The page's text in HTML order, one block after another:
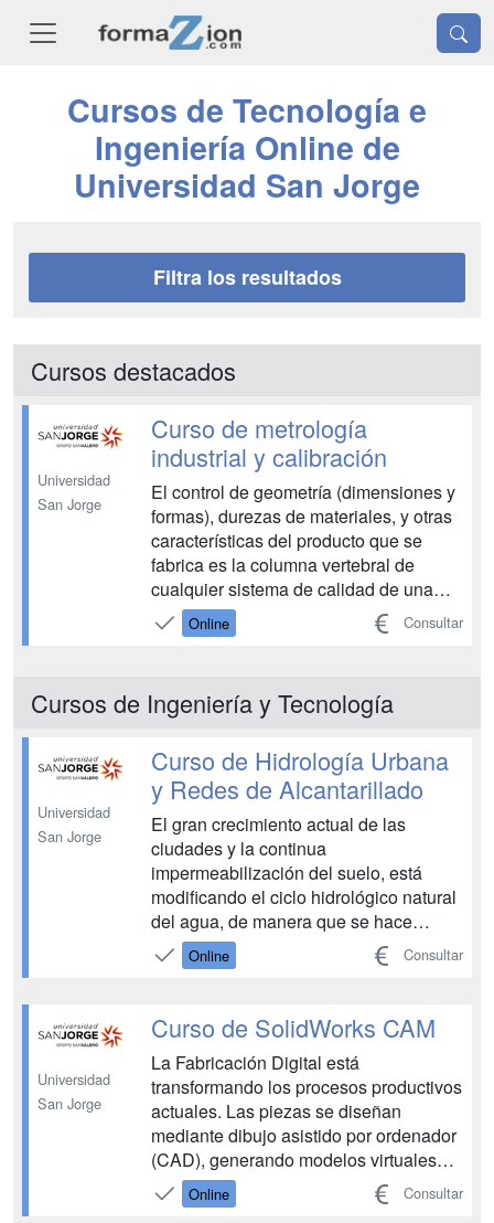
Cursos de Tecnología e
Ingeniería Online de
Universidad San Jorge
Filtra los resultados
Cursos destacados
Universidad
San Jorge
Curso de metrología
industrial y calibración
El control de geometría (dimensiones y
formas), durezas de materiales, y otras
características del producto que se
fabrica es la columna vertebral de
cualquier sistema de calidad de una
empresa. Por ello es necesario contar
con técnicos cualificados en los
de metrología ...
Online Consultar
Cursos de Ingeniería y Tecnología
Universidad
San Jorge
Curso de Hidrología Urbana
y Redes de Alcantarillado
El gran crecimiento actual de las
ciudades y la continua
impermeabilización del suelo, está
modificando el ciclo hidrológico natural
del agua, de manera que se hace
necesario gestionar las aguas pluviales
y residuales urbanas de forma integral,
teniendo en cuenta aspectos
hidrológicos, medioambientales,
sociale...
Online Consultar
Universidad
San Jorge
Curso de SolidWorks CAM
La Fabricación Digital está
transformando los procesos productivos
actuales. Las piezas se diseñan
mediante dibujo asistido por ordenador
(CAD), generando modelos virtuales
tridimensionales (3D) cuyo mecanizado
se resuelve, posteriormente, utilizando
Online Consultar